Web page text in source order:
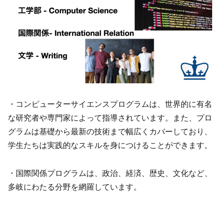
・コンピューターサイエンスプログラムは、世界的に有名
な研究者や専門家によって指導されています。また、プロ
グラムは基礎から最新の技術まで幅広くカバーしており、
学生たちは実践的なスキルを身につけることができます。
・国際関係プログラムは、政治、経済、歴史、文化など、
多岐にわたる分野を網羅しています。